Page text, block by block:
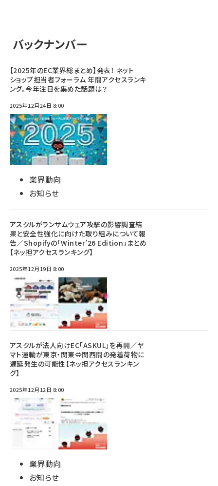
バックナンバー
【2025年のEC業界総まとめ】発表！ ネット
ショップ担当者フォーラム 年間アクセスランキ
ング。今年注目を集めた話題は？
2025年12月24日 8:00
業界動向
お知らせ
アスクルがランサムウェア攻撃の影響調査結
果と安全性強化に向けた取り組みについて報
告／Shopifyの「Winter’26 Edition」まとめ
【ネッ担アクセスランキング】
2025年12月19日 8:00
アスクルが法人向けEC「ASKUL」を再開／ヤ
マト運輸が東京・関東⇔関西間の発着荷物に
遅延発生の可能性【ネッ担アクセスランキン
グ】
2025年12月12日 8:00
業界動向
お知らせ